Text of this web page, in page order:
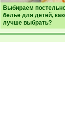
Выбираем
белье для детей,
лучше выбрать?